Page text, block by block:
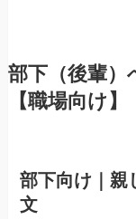
部下（後輩）
【職場向け】
部下向け｜親
文